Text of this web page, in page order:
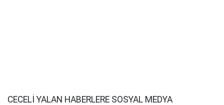
CECELİ YALAN HABERLERE SOSYAL MEDYA